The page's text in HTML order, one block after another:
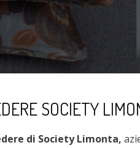
SOCIETY
di Society Limonta,